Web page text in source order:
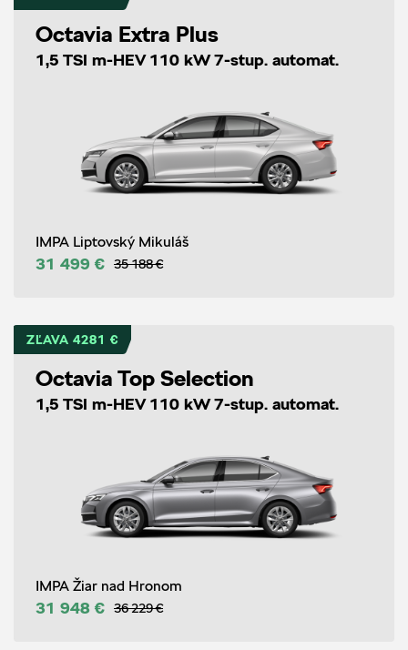
Octavia Extra Plus
1,5 TSI m-HEV 110 kW 7-stup. automat.
IMPA Liptovský Mikuláš
31 499 € 35 188 €
ZĽAVA 4281 €
Octavia Top Selection
1,5 TSI m-HEV 110 kW 7-stup. automat.
IMPA Žiar nad Hronom
31 948 € 36 229 €